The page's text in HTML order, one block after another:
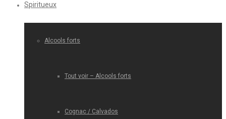
Spiritueux
Alcools forts
Tout voir – Alcools forts
Cognac / Calvados